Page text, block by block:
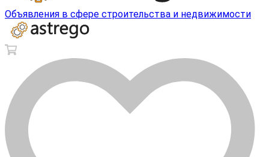
Объявления в сфере строительства и недвижимости